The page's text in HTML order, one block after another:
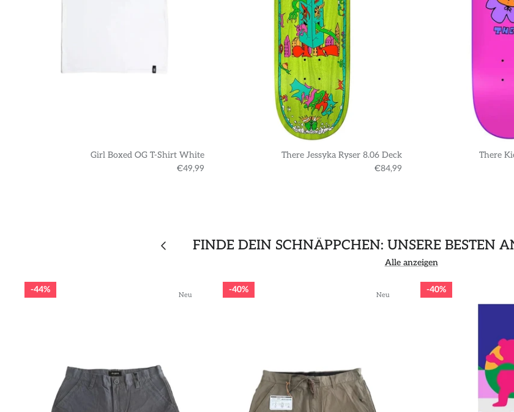
Girl Boxed OG T-Shirt White
€49,99
There Jessyka Ryser 8.06 Deck
€84,99
There
FINDE DEIN SCHNÄPPCHEN: UNSERE BESTEN
Alle anzeigen
Neu
44%
Neu
40% 40%